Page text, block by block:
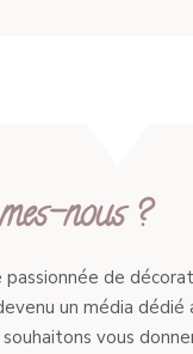
nous ?
passionnée de
un média dédié
vous